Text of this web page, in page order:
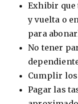
Exhibir que
y vuelta o
para
No tener
Cumplir
Pagar las